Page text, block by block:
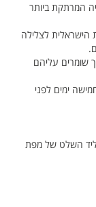
המרתקת ביותר
לצלילה
.
שומרים עליהם
ימים לפני
ליד השלט של מפת